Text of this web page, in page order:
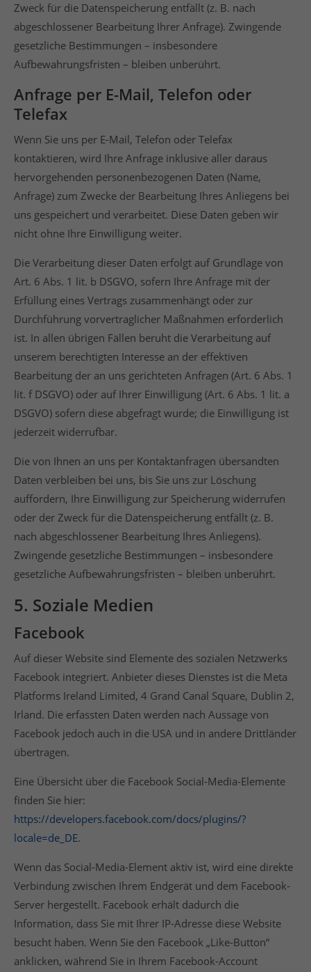
Zweck für die Datenspeicherung entfällt (z. B. nach
abgeschlossener Bearbeitung Ihrer Anfrage). Zwingende
gesetzliche Bestimmungen – insbesondere
Aufbewahrungsfristen – bleiben unberührt.
Anfrage per E-Mail, Telefon oder
Telefax
Wenn Sie uns per E-Mail, Telefon oder Telefax
kontaktieren, wird Ihre Anfrage inklusive aller daraus
hervorgehenden personenbezogenen Daten (Name,
Anfrage) zum Zwecke der Bearbeitung Ihres Anliegens bei
uns gespeichert und verarbeitet. Diese Daten geben wir
nicht ohne Ihre Einwilligung weiter.
Die Verarbeitung dieser Daten erfolgt auf Grundlage von
Art. 6 Abs. 1 lit. b DSGVO, sofern Ihre Anfrage mit der
Erfüllung eines Vertrags zusammenhängt oder zur
Durchführung vorvertraglicher Maßnahmen erforderlich
ist. In allen übrigen Fällen beruht die Verarbeitung auf
unserem berechtigten Interesse an der effektiven
Bearbeitung der an uns gerichteten Anfragen (Art. 6 Abs. 1
lit. f DSGVO) oder auf Ihrer Einwilligung (Art. 6 Abs. 1 lit. a
DSGVO) sofern diese abgefragt wurde; die Einwilligung ist
jederzeit widerrufbar.
Die von Ihnen an uns per Kontaktanfragen übersandten
Daten verbleiben bei uns, bis Sie uns zur Löschung
auffordern, Ihre Einwilligung zur Speicherung widerrufen
oder der Zweck für die Datenspeicherung entfällt (z. B.
nach abgeschlossener Bearbeitung Ihres Anliegens).
Zwingende gesetzliche Bestimmungen – insbesondere
gesetzliche Aufbewahrungsfristen – bleiben unberührt.
5. Soziale Medien
Facebook
Auf dieser Website sind Elemente des sozialen Netzwerks
Facebook integriert. Anbieter dieses Dienstes ist die Meta
Platforms Ireland Limited, 4 Grand Canal Square, Dublin 2,
Irland. Die erfassten Daten werden nach Aussage von
Facebook jedoch auch in die USA und in andere Drittländer
übertragen.
Eine Übersicht über die Facebook Social-Media-Elemente
finden Sie hier:
https://developers.facebook.com/docs/plugins/?
locale=de_DE.
Wenn das Social-Media-Element aktiv ist, wird eine direkte
Verbindung zwischen Ihrem Endgerät und dem Facebook-
Server hergestellt. Facebook erhält dadurch die
Information, dass Sie mit Ihrer IP-Adresse diese Website
besucht haben. Wenn Sie den Facebook „Like-Button“
anklicken, während Sie in Ihrem Facebook-Account